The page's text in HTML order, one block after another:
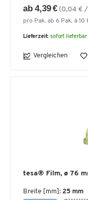
ab 4,39 € (0,04 €
pro Pak. ab 6 Pak. à 10
Lieferzeit: sofort lieferbar
Vergleichen
tesa® Film, ø 76
Breite [mm]: 25 mm